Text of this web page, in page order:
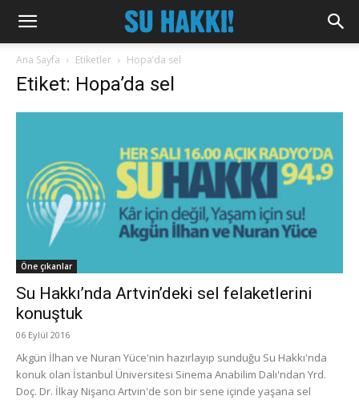
Ana Sayfa Etiketler Hopa’da sel
Etiket: Hopa’da sel
Öne çıkanlar
Su Hakkı’nda Artvin’deki sel felaketlerini
konuştuk
06 Eylül 2016
Akgün İlhan ve Nuran Yüce'nin hazırlayıp sunduğu Su Hakkı'nda
konuk olan İstanbul Üniversitesi Sinema Anabilim Dalı'ndan Yrd.
Doç. Dr. İlkay Nişancı Artvin'de son bir sene içinde yaşana sel